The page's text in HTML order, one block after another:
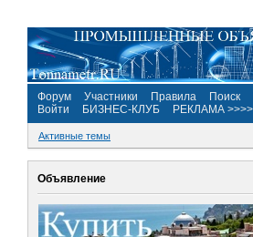
Форум Участники Правила Поиск
Войти
БИЗНЕС-КЛУБ РЕКЛАМА >>>>
Активные темы
Объявление